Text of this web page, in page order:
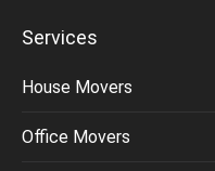
Services
House Movers
Office Movers